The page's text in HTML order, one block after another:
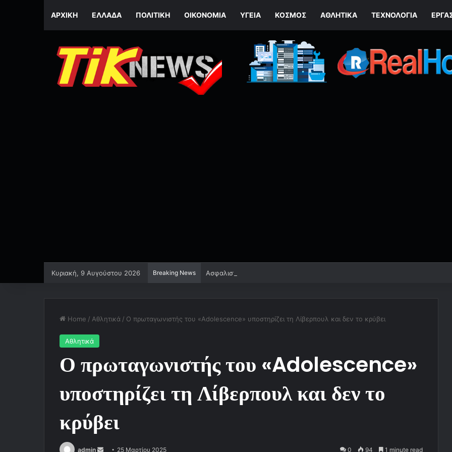
ΑΡΧΙΚΉ ΕΛΛΆΔΑ ΠΟΛΙΤΙΚΉ ΟΙΚΟΝΟΜΊΑ ΥΓΕΊΑ ΚΌΣΜΟΣ ΑΘΛΗΤΙΚΆ ΤΕΧΝΟΛΟΓΙΆ
Κυριακή, 9 Αυγούστου 2026 Breaking News Ασφαλιστικό: Ταχύτερα στη σύνταξη για 11 κατηγορίες εργαζομένων
Home / Αθλητικά / Ο πρωταγωνιστής του «Adolescence» υποστηρίζει τη Λίβερπουλ και δεν το κρύβει
Αθλητικά
Ο πρωταγωνιστής του «Adolescence»
υποστηρίζει τη Λίβερπουλ και δεν το
κρύβει
admin 25 Μαρτίου 2025 0 94 1 minute read